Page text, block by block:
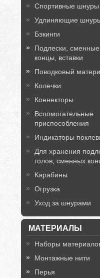
Спортивные шнуры
Удлиняющие
Бэкинги
Подлески, сменные
концы, вставки
Поводковый
Колечки
Коннекторы
Вспомогательные
приспособления
Индикаторы
Для хранения
голов, сменных
Карабины
Огрузка
Уход за шнурами
МАТЕРИАЛЫ
Наборы
Монтажные нити
Перья